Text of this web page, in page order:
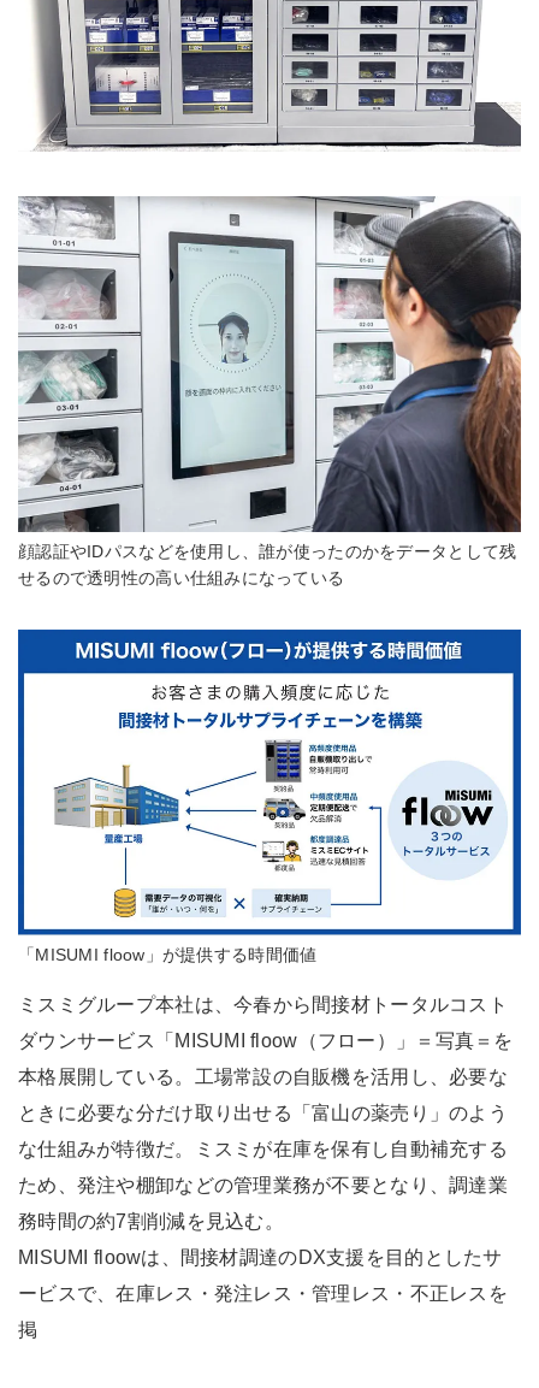
顔認証やIDパスなどを使用し、誰が使ったのかをデータとして残
せるので透明性の高い仕組みになっている
「MISUMI floow」が提供する時間価値
ミスミグループ本社は、今春から間接材トータルコスト
ダウンサービス「MISUMI floow（フロー）」＝写真＝を
本格展開している。工場常設の自販機を活用し、必要な
ときに必要な分だけ取り出せる「富山の薬売り」のよう
な仕組みが特徴だ。ミスミが在庫を保有し自動補充する
ため、発注や棚卸などの管理業務が不要となり、調達業
務時間の約7割削減を見込む。
MISUMI floowは、間接材調達のDX支援を目的としたサ
ービスで、在庫レス・発注レス・管理レス・不正レスを
掲